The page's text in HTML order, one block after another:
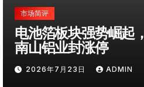
市场简评
电池箔板块强势崛起，
南山铝业封涨停
2026年7月23日 ADMIN